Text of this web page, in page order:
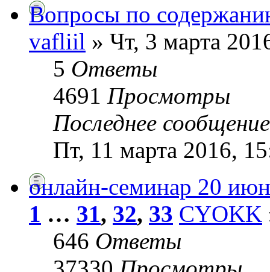
Вопросы по
vafliil » Чт, 3 марта
5 Ответы
4691 Просмотры
Последнее
Пт, 11 марта 2016,
онлайн-семинар 20
1 … 31, 32, 33 CYOKK
646 Ответы